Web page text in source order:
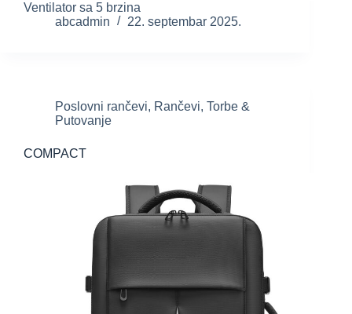
Ventilator sa 5 brzina
abcadmin
22. septembar 2025.
Poslovni rančevi, Rančevi, Torbe &
Putovanje
COMPACT